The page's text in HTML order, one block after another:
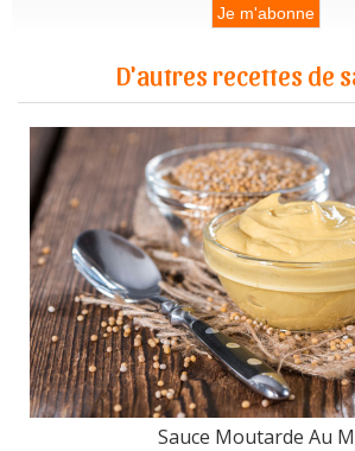
D'autres recettes de
Sauce Moutarde Au